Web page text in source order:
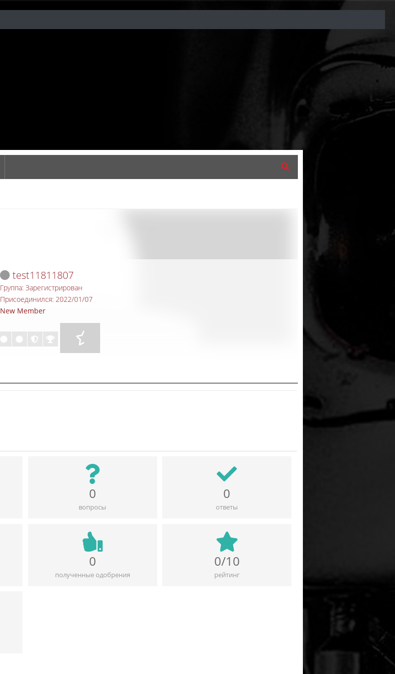
test11811807
Группа: Зарегистрирован
Присоединился: 2022/01/07
New Member
0
вопросы
0
ответы
0
полученные одобрения
0/10
рейтинг